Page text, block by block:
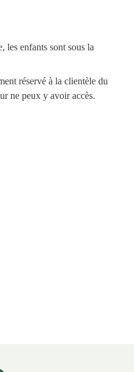
les enfants sont sous la
réservé à la clientèle du
ne peux y avoir accès.